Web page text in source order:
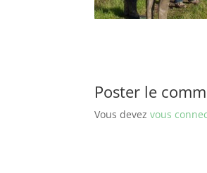
Poster le
Vous devezvous